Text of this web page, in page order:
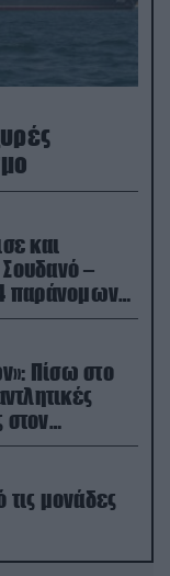
και
–
παράνομων
Πίσω στο
μονάδες